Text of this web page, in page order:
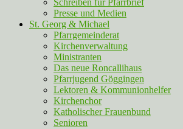
Schreiben für Pfarrbrief
Presse und Medien
St. Georg & Michael
Pfarrgemeinderat
Kirchenverwaltung
Ministranten
Das neue Roncallihaus
Pfarrjugend Göggingen
Lektoren & Kommunionhelfer
Kirchenchor
Katholischer Frauenbund
Senioren